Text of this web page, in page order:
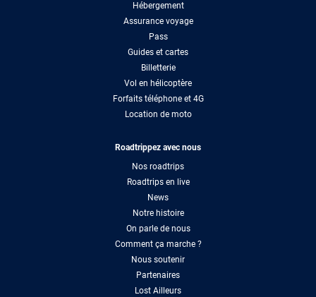
Hébergement
Assurance voyage
Pass
Guides et cartes
Billetterie
Vol en hélicoptère
Forfaits téléphone et 4G
Location de moto
Roadtrippez avec nous
Nos roadtrips
Roadtrips en live
News
Notre histoire
On parle de nous
Comment ça marche ?
Nous soutenir
Partenaires
Lost Ailleurs